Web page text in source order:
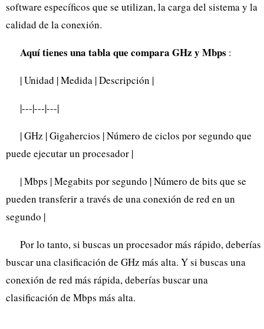
software específicos que se utilizan, la carga del sistema y la
calidad de la conexión.
Aquí tienes una tabla que compara GHz y Mbps :
| Unidad | Medida | Descripción |
|---|---|---|
| GHz | Gigahercios | Número de ciclos por segundo que
puede ejecutar un procesador |
| Mbps | Megabits por segundo | Número de bits que se
pueden transferir a través de una conexión de red en un
segundo |
Por lo tanto, si buscas un procesador más rápido, deberías
buscar una clasificación de GHz más alta. Y si buscas una
conexión de red más rápida, deberías buscar una
clasificación de Mbps más alta.